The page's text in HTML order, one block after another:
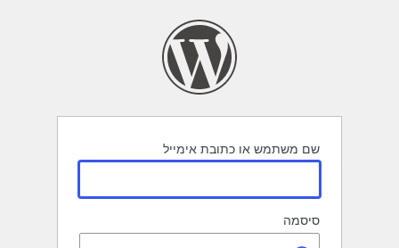
שם משתמש או כתובת אימייל
סיסמה